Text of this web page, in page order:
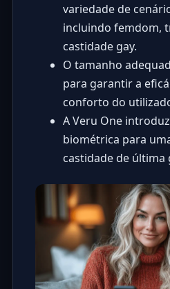
variedade de
incluindo femdom,
castidade gay.
O tamanho
para garantir a
conforto do
A Veru One
biométrica para
castidade de última